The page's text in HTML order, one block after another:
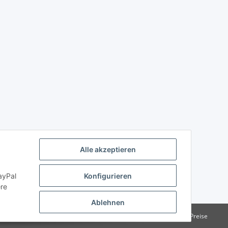
Institutionen. Kein Verkauf an Verbraucher i.S.d. § 13 BGB alle Preise
Alle akzeptieren
Konfigurieren
Ablehnen